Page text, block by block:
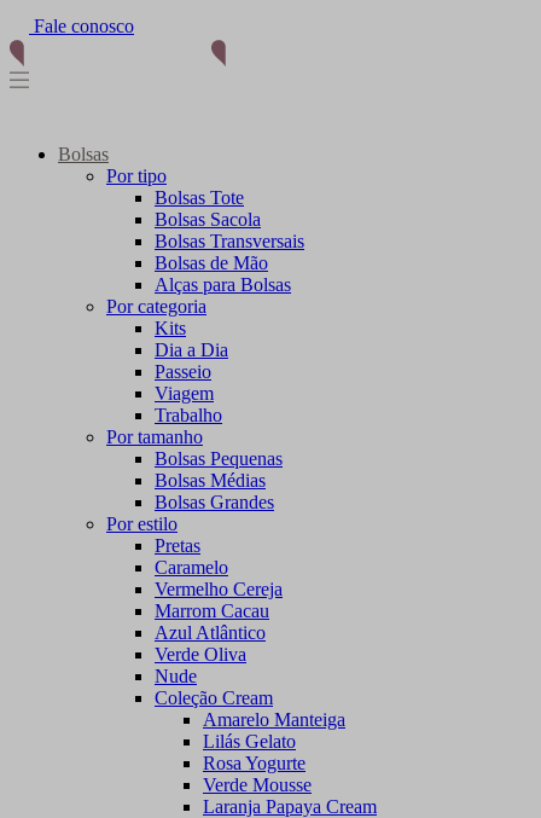
Fale conosco
Bolsas
Por tipo
Bolsas Tote
Bolsas Sacola
Bolsas Transversais
Bolsas de Mão
Alças para Bolsas
Por categoria
Kits
Dia a Dia
Passeio
Viagem
Trabalho
Por tamanho
Bolsas Pequenas
Bolsas Médias
Bolsas Grandes
Por estilo
Pretas
Caramelo
Vermelho Cereja
Marrom Cacau
Azul Atlântico
Verde Oliva
Nude
Coleção Cream
Amarelo Manteiga
Lilás Gelato
Rosa Yogurte
Verde Mousse
Laranja Papaya Cream